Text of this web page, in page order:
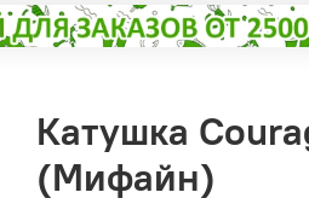
Катушка
(Мифайн)